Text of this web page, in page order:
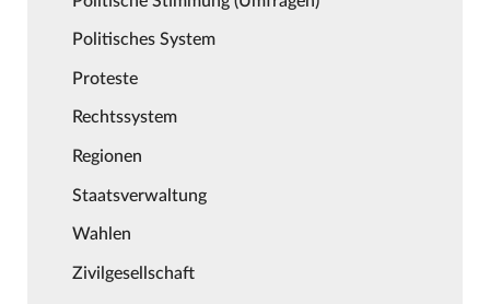
Politisches System
Proteste
Rechtssystem
Regionen
Staatsverwaltung
Wahlen
Zivilgesellschaft